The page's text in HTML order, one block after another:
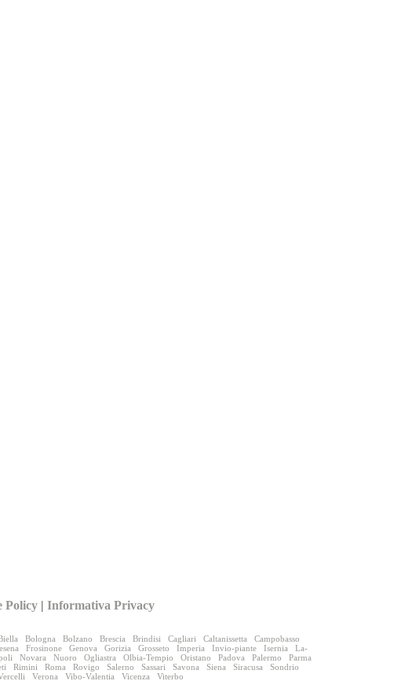
Policy |Informativa Privacy
Bologna Bolzano Brescia Brindisi Cagliari Caltanissetta
Campobasso
Frosinone Genova Gorizia Grosseto Imperia Invio-piante Isernia
La-
Novara Nuoro Ogliastra Olbia-Tempio Oristano Padova Palermo
Parma
Rimini Roma Rovigo Salerno Sassari Savona Siena Siracusa
Sondrio
Verona Vibo-Valentia Vicenza Viterbo